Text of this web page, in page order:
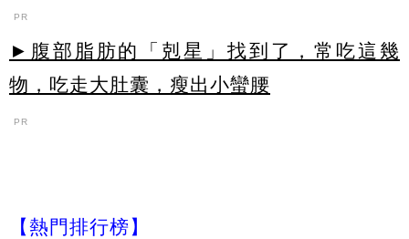
PR
►腹部脂肪的「剋星」找到了，常吃這幾
物，吃走大肚囊，瘦出小蠻腰
PR
【熱門排行榜】